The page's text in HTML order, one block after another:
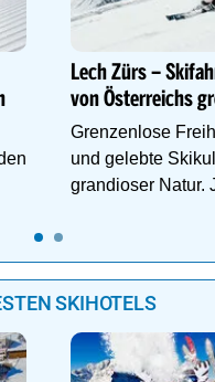
Lech Zürs –
von Österreichs
Grenzenlose
und gelebte
grandioser Natur.
SKIHOTELS